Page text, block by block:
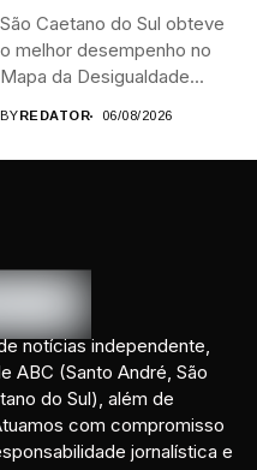
São Caetano do Sul obteve
o melhor desempenho no
Mapa da Desigualdade...
BY REDATOR 06/08/2026
notícias independente,
ABC (Santo André, São
do Sul), além de
com compromisso
jornalística e